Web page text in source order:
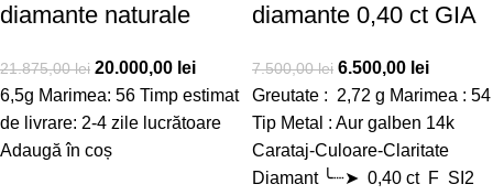
diamante naturale
21.875,00lei 20.000,00 lei
6,5g Marimea: 56 Timp estimat
de livrare: 2-4 zile lucrătoare
Adaugă în coș
diamante 0,40 ct GIA
7.500,00lei 6.500,00 lei
Greutate : 2,72 g Marimea : 54
Tip Metal : Aur galben 14k
Carataj-Culoare-Claritate
Diamant ╰┈➤ 0,40 ct F SI2